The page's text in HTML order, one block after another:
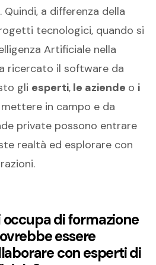
a differenza della
tecnologici, quando si
Artificiale nella
ricercato il software da
gli esperti, le aziende o i
in campo e da
private possono entrare
realtà ed esplorare con
occupa di formazione
essere
con esperti di